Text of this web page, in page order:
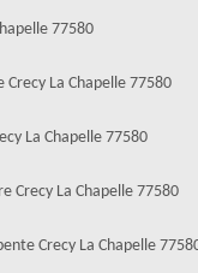
77580
Crecy La Chapelle 77580
La Chapelle 77580
Crecy La Chapelle 77580
Crecy La Chapelle